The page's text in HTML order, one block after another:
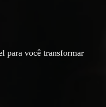
para você transformar